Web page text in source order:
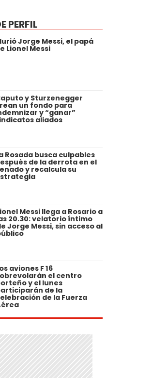
PERFIL
Jorge Messi, el papá
Lionel Messi
y Sturzenegger
un fondo para
y “ganar”
aliados
Rosada busca culpables
de la derrota en el
y recalcula su
Messi llega a Rosario a
20.30: velatorio íntimo
Jorge Messi, sin acceso al
aviones F 16
el centro
y el lunes
de la
de la Fuerza